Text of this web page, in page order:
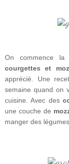
On commence
courgettes et
apprécié. Une
semaine quand on
cuisine. Avec des
une couche de
manger des